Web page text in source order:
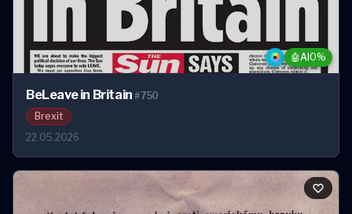
🤖 AI0%
BeLeave in Britain#750
Brexit
22.05.2026